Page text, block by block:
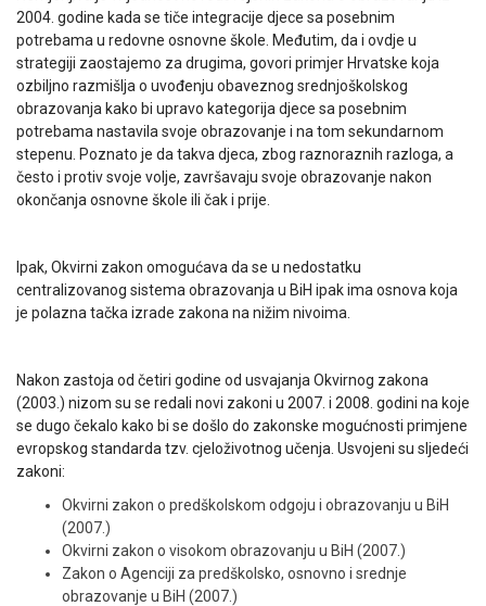
2004. godine kada se tiče integracije djece sa posebnim
potrebama u redovne osnovne škole. Međutim, da i ovdje u
strategiji zaostajemo za drugima, govori primjer Hrvatske koja
ozbiljno razmišlja o uvođenju obaveznog srednjoškolskog
obrazovanja kako bi upravo kategorija djece sa posebnim
potrebama nastavila svoje obrazovanje i na tom sekundarnom
stepenu. Poznato je da takva djeca, zbog raznoraznih razloga, a
često i protiv svoje volje, završavaju svoje obrazovanje nakon
okončanja osnovne škole ili čak i prije.
Ipak, Okvirni zakon omogućava da se u nedostatku
centralizovanog sistema obrazovanja u BiH ipak ima osnova koja
je polazna tačka izrade zakona na nižim nivoima.
Nakon zastoja od četiri godine od usvajanja Okvirnog zakona
(2003.) nizom su se redali novi zakoni u 2007. i 2008. godini na koje
se dugo čekalo kako bi se došlo do zakonske mogućnosti primjene
evropskog standarda tzv. cjeloživotnog učenja. Usvojeni su sljedeći
zakoni:
Okvirni zakon o predškolskom odgoju i obrazovanju u BiH
(2007.)
Okvirni zakon o visokom obrazovanju u BiH (2007.)
Zakon o Agenciji za predškolsko, osnovno i srednje
obrazovanje u BiH (2007.)